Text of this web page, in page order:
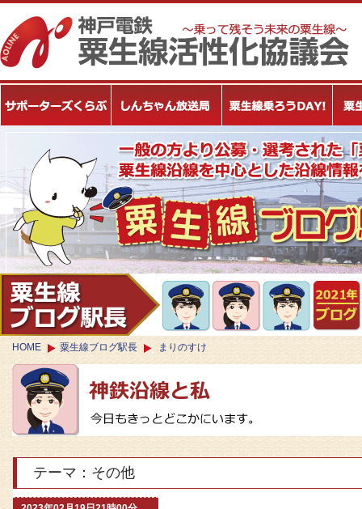
HOME 粟生線ブログ駅長 まりのすけ
テーマ：その他